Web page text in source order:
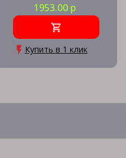
1953.00 р
Купить в 1 клик